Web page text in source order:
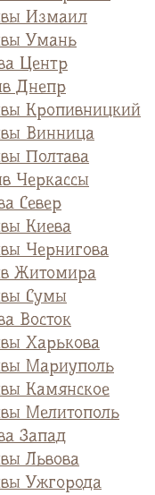
Измаил
Умань
Центр
Днепр
Кропивницкий
Винница
Полтава
Черкассы
Север
Киева
Чернигова
Житомира
Сумы
Восток
Харькова
Мариуполь
Камянское
Мелитополь
Запад
Львова
Ужгорода